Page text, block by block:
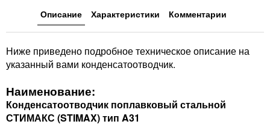
Описание Характеристики Комментарии
Ниже приведено подробное техническое описание на
указанный вами конденсатоотводчик.
Наименование:
Конденсатоотводчик поплавковый стальной
СТИМАКС (STIMAX) тип A31